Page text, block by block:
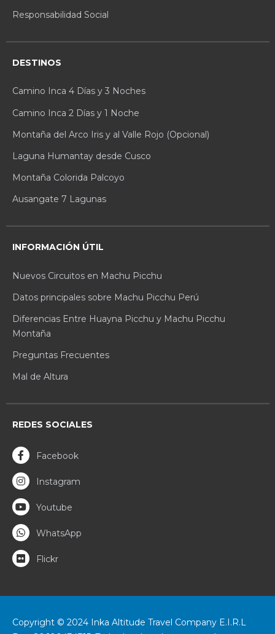
Responsabilidad Social
DESTINOS
Camino Inca 4 Días y 3 Noches
Camino Inca 2 Días y 1 Noche
Montaña del Arco Iris y al Valle Rojo (Opcional)
Laguna Humantay desde Cusco
Montaña Colorida Palcoyo
Ausangate 7 Lagunas
INFORMACIÓN ÚTIL
Nuevos Circuitos en Machu Picchu
Datos principales sobre Machu Picchu Perú
Diferencias Entre Huayna Picchu y Machu Picchu
Montaña
Preguntas Frecuentes
Mal de Altura
REDES SOCIALES
Facebook
Instagram
Youtube
WhatsApp
Flickr
Copyright © 2024 Inka Altitude Travel Company E.I.R.L